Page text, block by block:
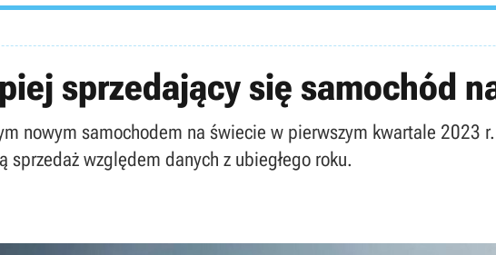
sprzedający się samochód
nowym samochodem na świecie w pierwszym kwartale 2023
sprzedaż względem danych z ubiegłego roku.